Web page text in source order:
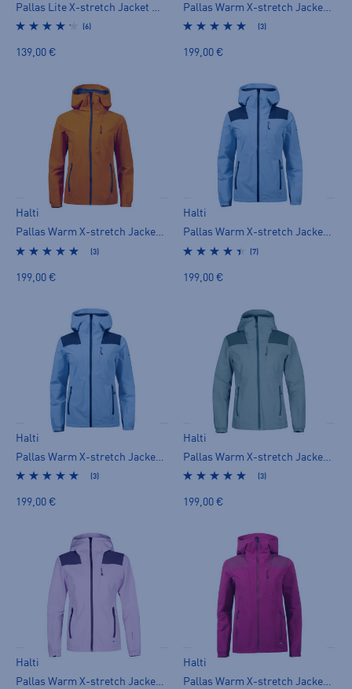
(6)
139,00 €
(3)
199,00 €
Halti
Pallas Warm X-stretch Jacket W - naisten stretch-takki
(3)
199,00 €
Halti
Pallas Warm X-stretch Jacket W+ - naisten stretch-takki
(7)
199,00 €
Halti
Pallas Warm X-stretch Jacket W - naisten stretch-takki
(3)
199,00 €
Halti
Pallas Warm X-stretch Jacket W - naisten stretch-takki
(3)
199,00 €
Halti
Pallas Warm X-stretch Jacket W - naisten stretch-takki
Halti
Pallas Warm X-stretch Jacket W+ - naisten stretch-takki